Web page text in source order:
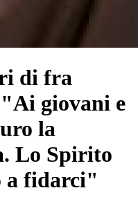
di fra
giovani e
la
Lo Spirito
a fidarci"